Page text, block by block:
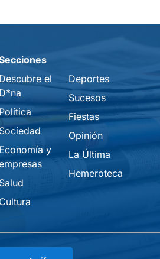
Descubre el
D*na
Sociedad
Economía y
Salud
Cultura
Deportes
Sucesos
Fiestas
Opinión
La Última
Hemeroteca